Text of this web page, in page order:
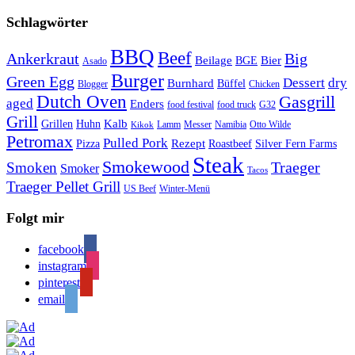
Schlagwörter
Ankerkraut Asado BBQBeef Beilage BGE Bier Big
Green Egg Blogger Burger Burnhard Büffel Chicken Dessert dry
aged Dutch Oven Enders food festival food truck G32 Gasgrill
Grill Grillen Huhn Kalb Kikok Lamm Messer Namibia Otto Wilde
Petromax Pizza Pulled Pork Rezept Roastbeef Silver Fern Farms
Smoken Smoker Smokewood Steak Tacos Traeger
Traeger Pellet Grill US Beef Winter-Menü
Folgt mir
facebook
instagram
pinterest
email